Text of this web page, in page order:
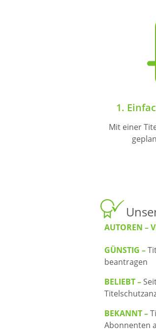
1.
Mit einer
AUTOREN –
GÜNSTIG –
beantragen
BELIEBT –
BEKANNT –
Abonnenten